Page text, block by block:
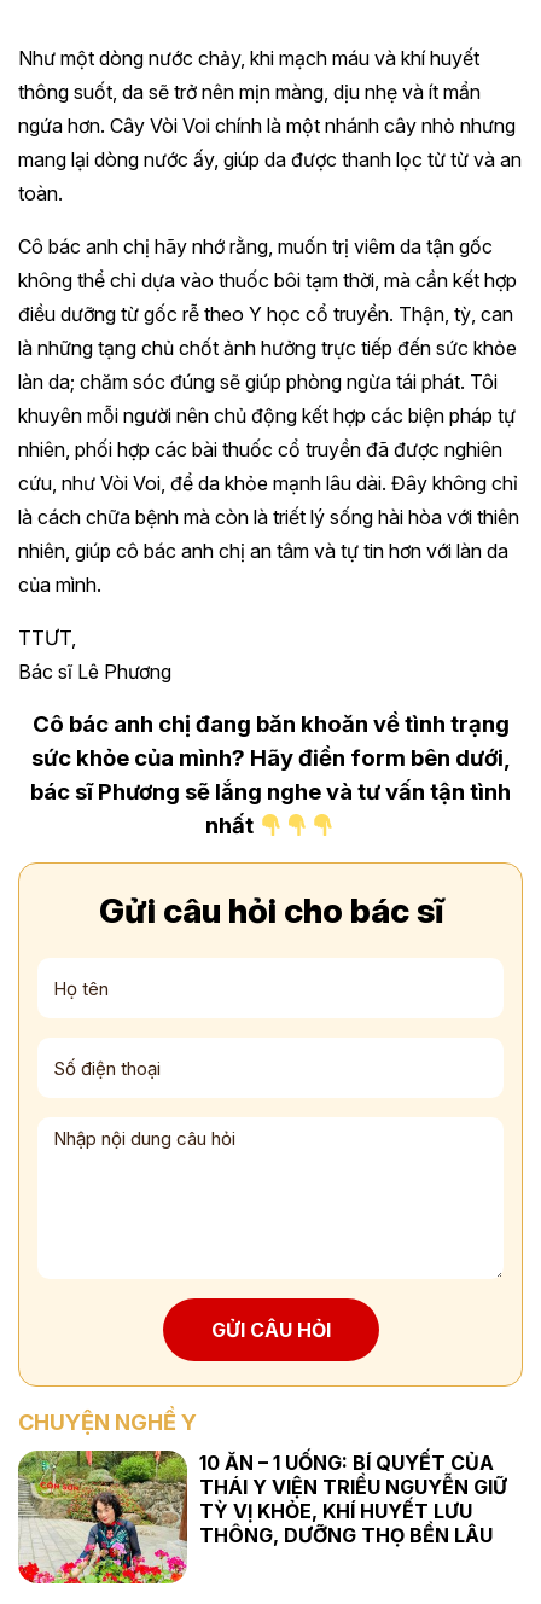
Như một dòng nước chảy, khi mạch máu và khí huyết
thông suốt, da sẽ trở nên mịn màng, dịu nhẹ và ít mẩn
ngứa hơn. Cây Vòi Voi chính là một nhánh cây nhỏ nhưng
mang lại dòng nước ấy, giúp da được thanh lọc từ từ và an
toàn.
Cô bác anh chị hãy nhớ rằng, muốn trị viêm da tận gốc
không thể chỉ dựa vào thuốc bôi tạm thời, mà cần kết hợp
điều dưỡng từ gốc rễ theo Y học cổ truyền. Thận, tỳ, can
là những tạng chủ chốt ảnh hưởng trực tiếp đến sức khỏe
làn da; chăm sóc đúng sẽ giúp phòng ngừa tái phát. Tôi
khuyên mỗi người nên chủ động kết hợp các biện pháp tự
nhiên, phối hợp các bài thuốc cổ truyền đã được nghiên
cứu, như Vòi Voi, để da khỏe mạnh lâu dài. Đây không chỉ
là cách chữa bệnh mà còn là triết lý sống hài hòa với thiên
nhiên, giúp cô bác anh chị an tâm và tự tin hơn với làn da
của mình.
TTƯT,
Bác sĩ Lê Phương
Cô bác anh chị đang băn khoăn về tình trạng
sức khỏe của mình? Hãy điền form bên dưới,
bác sĩ Phương sẽ lắng nghe và tư vấn tận tình
nhất
Gửi câu hỏi cho bác sĩ
GỬI CÂU HỎI
CHUYỆN NGHỀ Y
10 ĂN – 1 UỐNG: BÍ QUYẾT CỦA
THÁI Y VIỆN TRIỀU NGUYỄN GIỮ
TỲ VỊ KHỎE, KHÍ HUYẾT LƯU
THÔNG, DƯỠNG THỌ BỀN LÂU